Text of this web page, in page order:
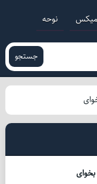
نوحه
جستجو